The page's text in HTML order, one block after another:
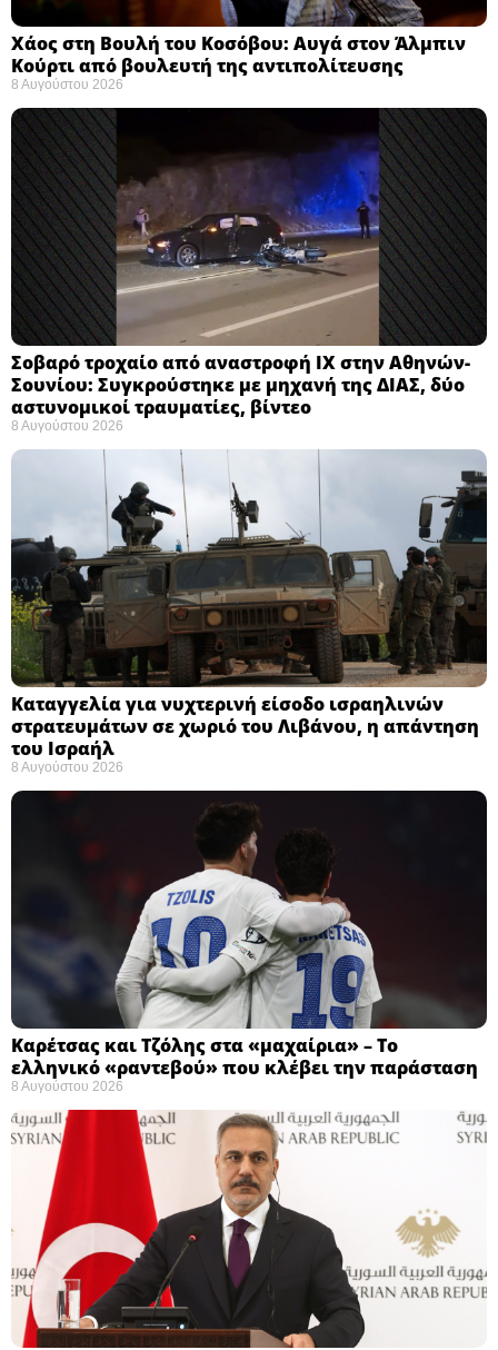
Χάος στη Βουλή του Κοσόβου: Αυγά στον Άλμπιν
Κούρτι από βουλευτή της αντιπολίτευσης
8 Αυγούστου 2026
Σοβαρό τροχαίο από αναστροφή ΙΧ στην Αθηνών-
Σουνίου: Συγκρούστηκε με μηχανή της ΔΙΑΣ, δύο
αστυνομικοί τραυματίες, βίντεο
8 Αυγούστου 2026
Καταγγελία για νυχτερινή είσοδο ισραηλινών
στρατευμάτων σε χωριό του Λιβάνου, η απάντηση
του Ισραήλ
8 Αυγούστου 2026
Καρέτσας και Τζόλης στα «μαχαίρια» – Το
ελληνικό «ραντεβού» που κλέβει την παράσταση
8 Αυγούστου 2026